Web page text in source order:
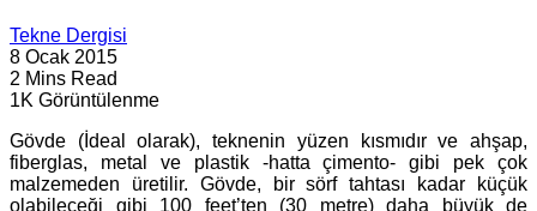
Tekne Dergisi
8 Ocak 2015
2 Mins Read
1K Görüntülenme
Gövde (İdeal olarak), teknenin yüzen kısmıdır ve ahşap,
fiberglas, metal ve plastik -hatta çimento- gibi pek çok
malzemeden üretilir. Gövde, bir sörf tahtası kadar küçük
olabileceği gibi 100 feet’ten (30 metre) daha büyük de